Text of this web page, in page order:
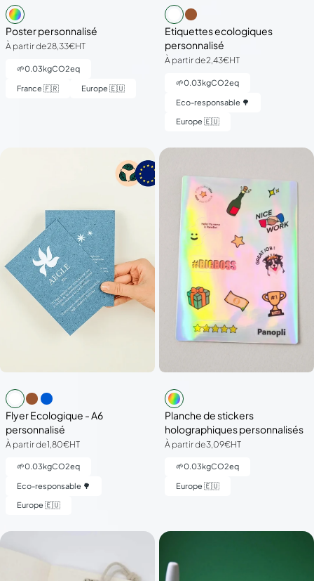
Poster personnalisé
À partir de28,33€HT
🌱0.03kgCO2eq
France 🇫🇷 Europe 🇪🇺
Etiquettes ecologiques
personnalisé
À partir de2,43€HT
🌱0.03kgCO2eq
Eco-responsable 🌳
Europe 🇪🇺
Flyer Ecologique - A6
personnalisé
À partir de1,80€HT
🌱0.03kgCO2eq
Eco-responsable 🌳
Europe 🇪🇺
Planche de stickers
holographiques personnalisés
À partir de3,09€HT
🌱0.03kgCO2eq
Europe 🇪🇺